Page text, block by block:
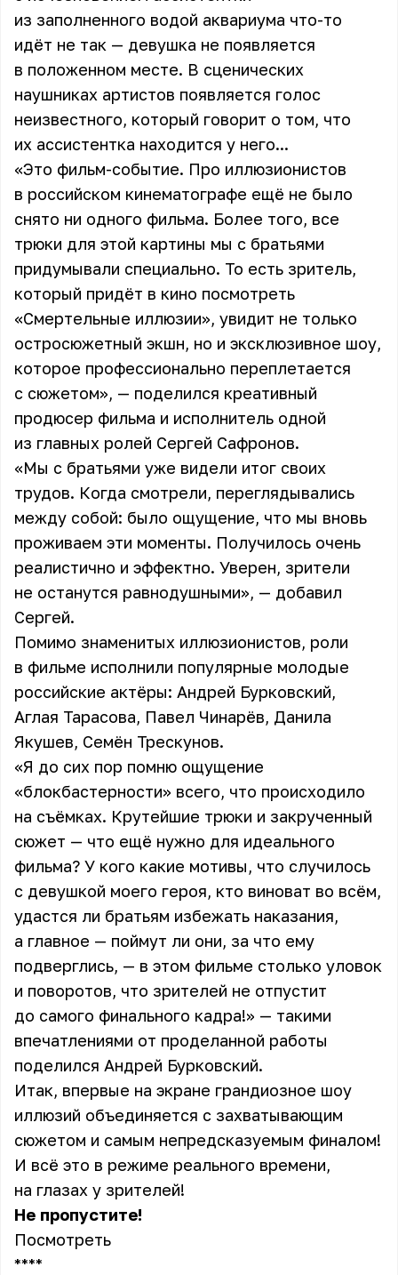
из заполненного водой аквариума что-то
идёт не так — девушка не появляется
в положенном месте. В сценических
наушниках артистов появляется голос
неизвестного, который говорит о том, что
их ассистентка находится у него...
«Это фильм-событие. Про иллюзионистов
в российском кинематографе ещё не было
снято ни одного фильма. Более того, все
трюки для этой картины мы с братьями
придумывали специально. То есть зритель,
который придёт в кино посмотреть
«Смертельные иллюзии», увидит не только
остросюжетный экшн, но и эксклюзивное шоу,
которое профессионально переплетается
с сюжетом», — поделился креативный
продюсер фильма и исполнитель одной
из главных ролей Сергей Сафронов.
«Мы с братьями уже видели итог своих
трудов. Когда смотрели, переглядывались
между собой: было ощущение, что мы вновь
проживаем эти моменты. Получилось очень
реалистично и эффектно. Уверен, зрители
не останутся равнодушными», — добавил
Сергей.
Помимо знаменитых иллюзионистов, роли
в фильме исполнили популярные молодые
российские актёры: Андрей Бурковский,
Аглая Тарасова, Павел Чинарёв, Данила
Якушев, Семён Трескунов.
«Я до сих пор помню ощущение
«блокбастерности» всего, что происходило
на съёмках. Крутейшие трюки и закрученный
сюжет — что ещё нужно для идеального
фильма? У кого какие мотивы, что случилось
с девушкой моего героя, кто виноват во всём,
удастся ли братьям избежать наказания,
а главное — поймут ли они, за что ему
подверглись, — в этом фильме столько уловок
и поворотов, что зрителей не отпустит
до самого финального кадра!» — такими
впечатлениями от проделанной работы
поделился Андрей Бурковский.
Итак, впервые на экране грандиозное шоу
иллюзий объединяется с захватывающим
сюжетом и самым непредсказуемым финалом!
И всё это в режиме реального времени,
на глазах у зрителей!
Не пропустите!
Посмотреть
** **